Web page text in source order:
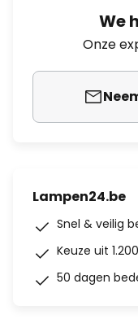
We
Onze
Lampen24.be
Snel & veilig
Keuze uit
50 dagen